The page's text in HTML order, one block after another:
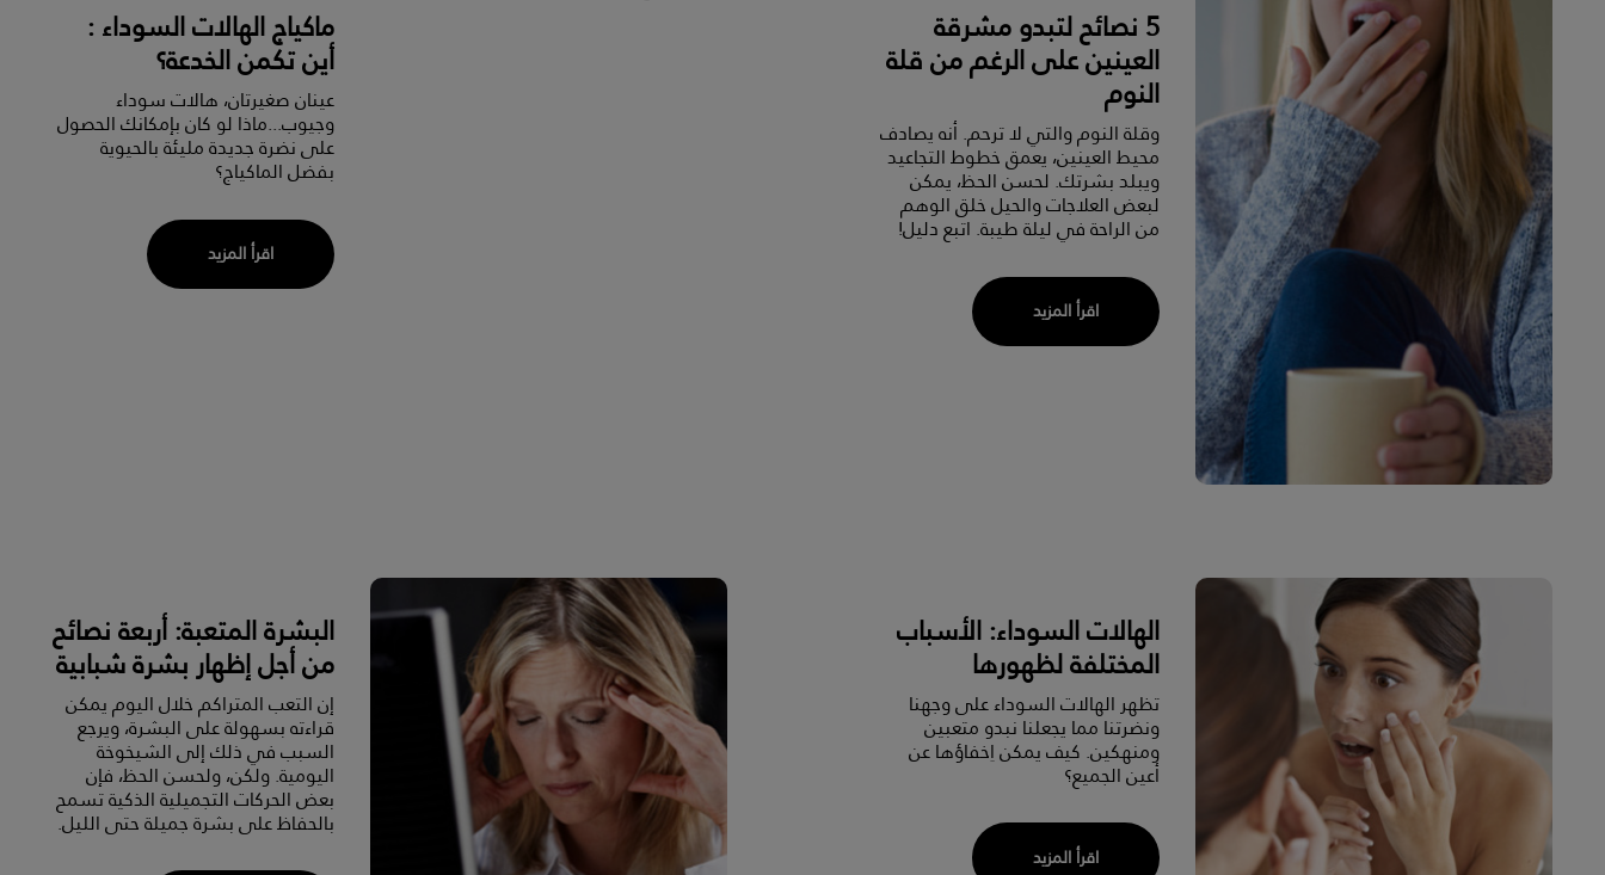
5 نصائح لتبدو مشرقة
العينين على الرغم من قلة
النوم
وقلة النوم والتي لا ترحم. أنه يصادف
محيط العينين، يعمق خطوط التجاعيد
ويبلد بشرتك. لحسن الحظ، يمكن
لبعض العلاجات والحيل خلق الوهم
من الراحة في ليلة طيبة. اتبع دليل!
اقرأ المزيد
ماكياج الهالات السوداء :
أين تكمن الخدعة؟
عينان صغيرتان، هالات سوداء
وجيوب...ماذا لو كان بإمكانك الحصول
على نضرة جديدة مليئة بالحيوية
بفضل الماكياج؟
اقرأ المزيد
الهالات السوداء: الأسباب
المختلفة لظهورها
تظهر الهالات السوداء على وجهنا
ونضرتنا مما يجعلنا نبدو متعبين
ومنهكين. كيف يمكن اِخفاؤها عن
أعين الجميع؟
اقرأ المزيد
البشرة المتعبة: أربعة نصائح
من أجل إظهار بشرة شبابية
إن التعب المتراكم خلال اليوم يمكن
قراءته بسهولة على البشرة، ويرجع
السبب في ذلك إلى الشيخوخة
اليومية. ولكن، ولحسن الحظ، فإن
بعض الحركات التجميلية الذكية تسمح
بالحفاظ على بشرة جميلة حتى الليل.